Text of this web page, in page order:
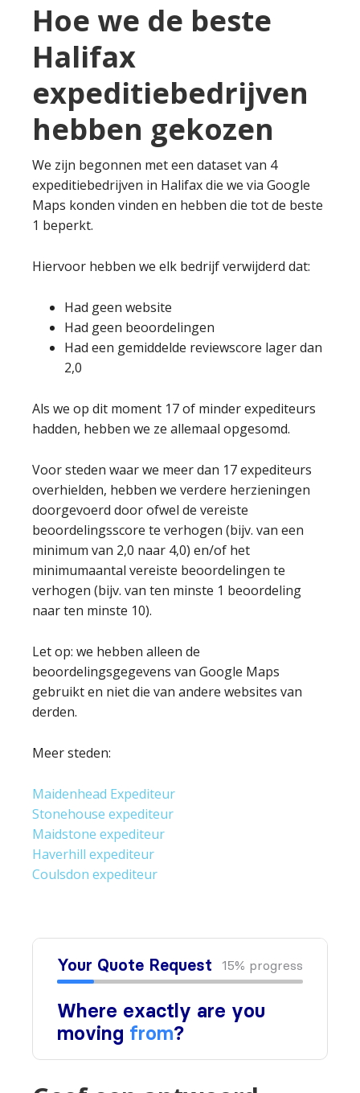
Hoe we de beste
Halifax
expeditiebedrijven
hebben gekozen
We zijn begonnen met een dataset van 4
expeditiebedrijven in Halifax die we via Google
Maps konden vinden en hebben die tot de beste
1 beperkt.
Hiervoor hebben we elk bedrijf verwijderd dat:
Had geen website
Had geen beoordelingen
Had een gemiddelde reviewscore lager dan
2,0
Als we op dit moment 17 of minder expediteurs
hadden, hebben we ze allemaal opgesomd.
Voor steden waar we meer dan 17 expediteurs
overhielden, hebben we verdere herzieningen
doorgevoerd door ofwel de vereiste
beoordelingsscore te verhogen (bijv. van een
minimum van 2,0 naar 4,0) en/of het
minimumaantal vereiste beoordelingen te
verhogen (bijv. van ten minste 1 beoordeling
naar ten minste 10).
Let op: we hebben alleen de
beoordelingsgegevens van Google Maps
gebruikt en niet die van andere websites van
derden.
Meer steden:
Maidenhead Expediteur
Stonehouse expediteur
Maidstone expediteur
Haverhill expediteur
Coulsdon expediteur